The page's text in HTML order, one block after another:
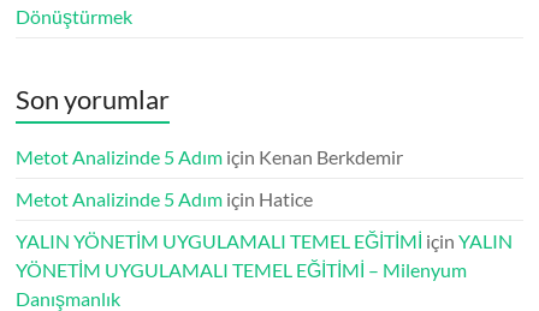
Dönüştürmek
Son yorumlar
Metot Analizinde 5 Adım için Kenan Berkdemir
Metot Analizinde 5 Adım için Hatice
YALIN YÖNETİM UYGULAMALI TEMEL EĞİTİMİ içinYALIN
YÖNETİM UYGULAMALI TEMEL EĞİTİMİ – Milenyum
Danışmanlık